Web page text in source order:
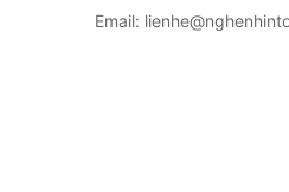
Email: